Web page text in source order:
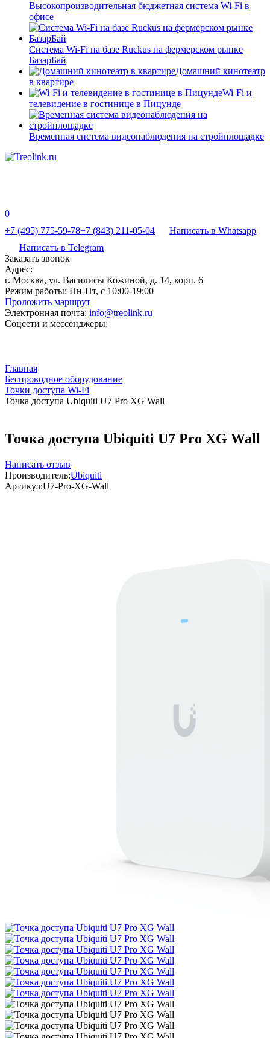
Высокопроизводительная бюджетная система Wi-Fi в
офисе
Система Wi-Fi на базе Ruckus на фермерском рынке
БазарБай
Домашний кинотеатр
в квартире
Wi-Fi и
телевидение в гостинице в Пицунде
Временная система видеонаблюдения на стройплощадке
0
+7 (495) 775-59-78+7 (843) 211-05-04
Написать в Whatsapp
Написать в Telegram
Заказать звонок
Адрес:
г. Москва, ул. Василисы Кожиной, д. 14, корп. 6
Режим работы: Пн-Пт, с 10:00-19:00
Проложить маршрут
Электронная почта: info@treolink.ru
Соцсети и мессенджеры:
Главная
Беспроводное оборудование
Точки доступа Wi-Fi
Точка доступа Ubiquiti U7 Pro XG Wall
Точка доступа Ubiquiti U7 Pro XG Wall
Написать отзыв
Производитель:Ubiquiti
Артикул:U7-Pro-XG-Wall